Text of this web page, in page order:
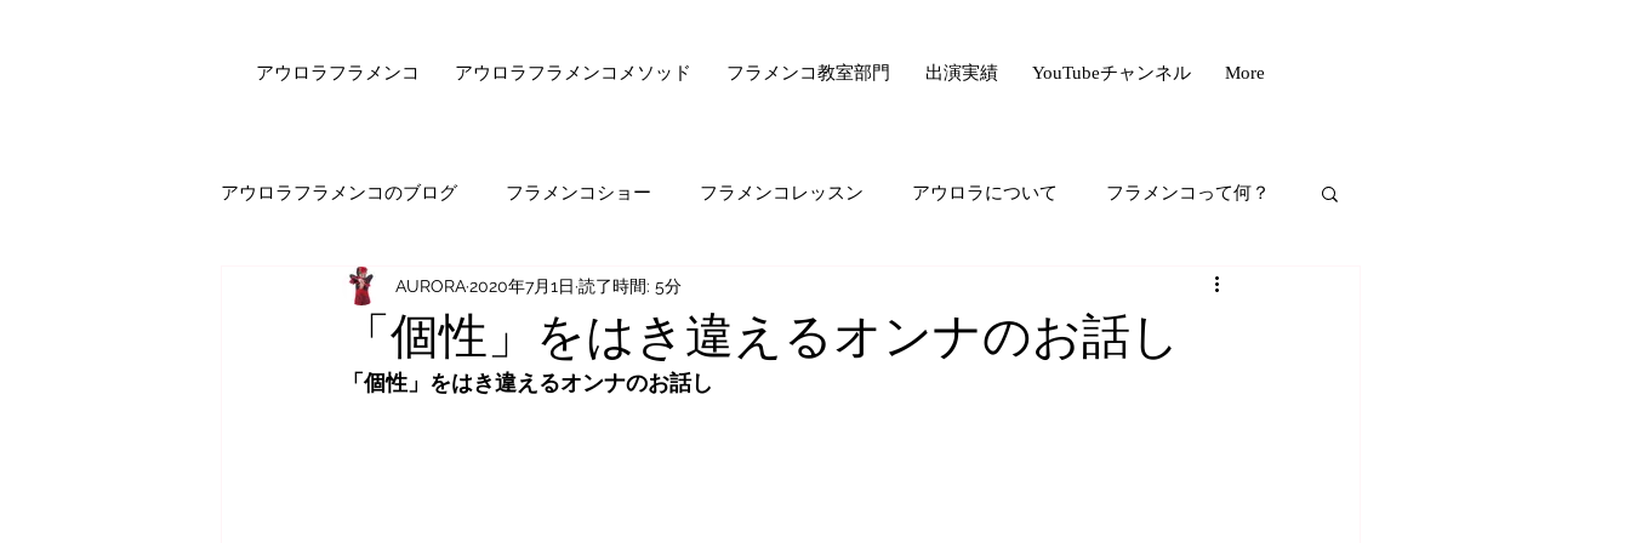
アウロラフラメンコ アウロラフラメンコメソッド フラメンコ教室部門 出演実績 YouTubeチャンネル More
アウロラフラメンコのブログ フラメンコショー フラメンコレッスン アウロラについて フラメンコって何？
健康・美容 フラメンコダンサー驚きの美容法シリーズ
オンラインレッスン エピソード・ゼロ・シリーズ
「個性」をはき違えるオンナのお話し
AURORA2020年7月1日 読了時間: 5分
「個性」をはき違えるオンナのお話し